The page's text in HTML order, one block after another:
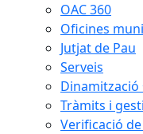
OAC 360
Oficines
Jutjat de Pau
Serveis
Dinamització
Tràmits i
Verificació